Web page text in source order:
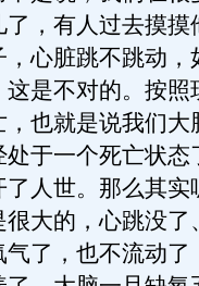
，有人过去摸摸
心脏跳不跳动，
是不对的。按照
也就是说我们大
于一个死亡状态
人世。那么其实
大的，心跳没了
了，也不流动了